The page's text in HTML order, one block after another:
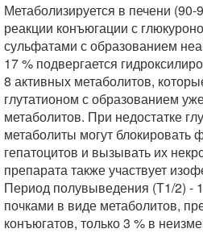
Метаболизируется в печени (90-
реакции конъюгации с
сульфатами с образованием
17 % подвергается
8 активных метаболитов,
глутатионом с образованием
метаболитов. При недостатке
метаболиты могут
гепатоцитов и вызывать их
препарата также участвует
Период полувыведения (Т1/2) -
почками в виде метаболитов,
конъюгатов, только 3 % в